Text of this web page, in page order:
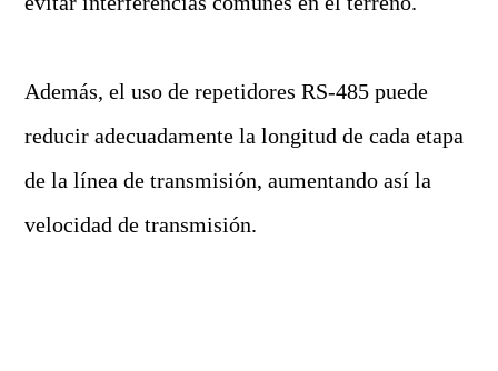
Además, el uso de repetidores RS-485puede
reducir adecuadamente la longitud de cada etapa
de la línea de transmisión, aumentando así la
velocidad de transmisión.